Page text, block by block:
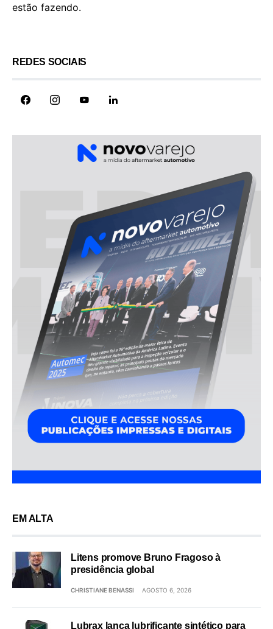
estão fazendo.
REDES SOCIAIS
EM ALTA
Litens promove Bruno Fragoso à
presidência global
CHRISTIANE BENASSI AGOSTO 6, 2026
Lubrax lança lubrificante sintético para